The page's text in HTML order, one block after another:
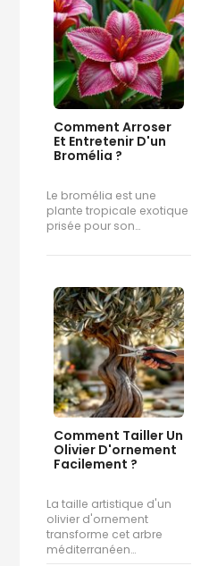
Comment Arroser
Et Entretenir D'un
Bromélia ?
Le bromélia est une
plante tropicale exotique
prisée pour son…
Comment Tailler Un
Olivier D'ornement
Facilement ?
La taille artistique d'un
olivier d'ornement
transforme cet arbre
méditerranéen…